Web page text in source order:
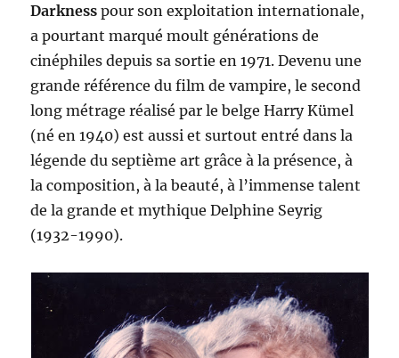
Darkness pour son exploitation internationale,
a pourtant marqué moult générations de
cinéphiles depuis sa sortie en 1971. Devenu une
grande référence du film de vampire, le second
long métrage réalisé par le belge Harry Kümel
(né en 1940) est aussi et surtout entré dans la
légende du septième art grâce à la présence, à
la composition, à la beauté, à l’immense talent
de la grande et mythique Delphine Seyrig
(1932-1990).